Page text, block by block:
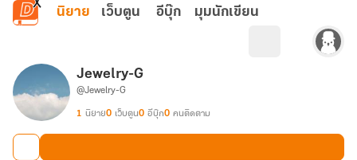
ข้ามไปยังเนื้อหาหลัก
นิยาย เว็บตูน อีบุ๊ก มุมนักเขียน
Jewelry-G
@Jewelry-G
1 นิยาย0 เว็บตูน0 อีบุ๊ก0 คนติดตาม